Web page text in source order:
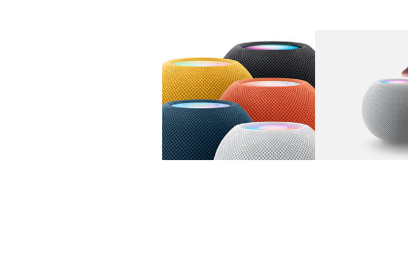
图库 图像 1